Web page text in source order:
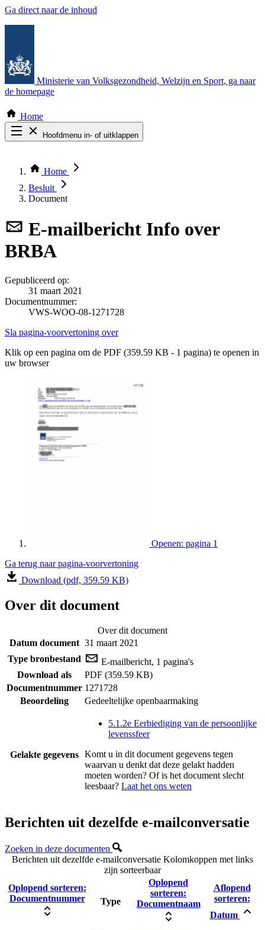
Ga direct naar de inhoud
Ministerie van Volksgezondheid, Welzijn en Sport, ga naar
de homepage
Home
Hoofdmenu in- of uitklappen
Thema COVID-19
Bekijk per bestuursorgaan
Home
Besluit
Document
E-mailbericht Info over
BRBA
Gepubliceerd op:
31 maart 2021
Documentnummer:
VWS-WOO-08-1271728
Sla pagina-voorvertoning over
Klik op een pagina om de PDF (359.59 KB - 1 pagina) te openen in
uw browser
Openen: pagina 1
Ga terug naar pagina-voorvertoning
Download (pdf, 359.59 KB)
Over dit document
Over dit document
Datum document 31 maart 2021
Type bronbestand
E-mailbericht, 1 pagina's
Download als
PDF (359.59 KB)
Documentnummer 1271728
Beoordeling
Gedeeltelijke openbaarmaking
Gelakte gegevens
5.1.2e Eerbiediging van de persoonlijke
levenssfeer
Komt u in dit document gegevens tegen
waarvan u denkt dat deze gelakt hadden
moeten worden? Of is het document slecht
leesbaar? Laat het ons weten
Berichten uit dezelfde e-mailconversatie
Zoeken in deze documenten
Berichten uit dezelfde e-mailconversatie Kolomkoppen met links
zijn sorteerbaar
Oplopend sorteren:
Documentnummer
Type
Oplopend
sorteren:
Documentnaam
Aflopend
sorteren:
Datum